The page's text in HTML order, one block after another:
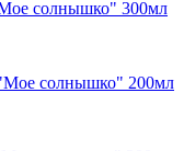
солнышко" 300мл
солнышко" 200мл